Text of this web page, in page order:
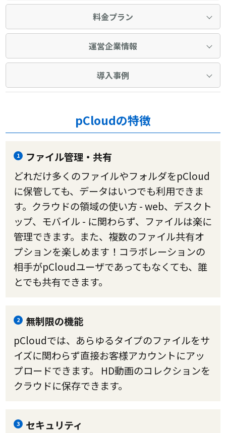
料金プラン
運営企業情報
導入事例
pCloudの特徴
1
ファイル管理・共有
どれだけ多くのファイルやフォルダをpCloud
に保管しても、データはいつでも利用できま
す。クラウドの領域の使い方 - web、デスクト
ップ、モバイル - に関わらず、ファイルは楽に
管理できます。また、複数のファイル共有オ
プションを楽しめます！コラボレーションの
相手がpCloudユーザであってもなくても、誰
とでも共有できます。
2
無制限の機能
pCloudでは、あらゆるタイプのファイルをサ
イズに関わらず直接お客様アカウントにアッ
プロードできます。 HD動画のコレクションを
クラウドに保存できます。
3
セキュリティ